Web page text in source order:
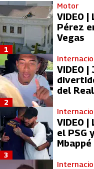
Motor
VIDEO |
Pérez
Vegas
1
VIDEO
del
2
VIDEO
el PSG
Mbappé
3